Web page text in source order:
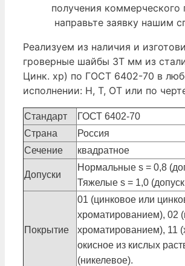
получения коммерческого
направьте заявку нашим
Реализуем из наличия и
гроверные шайбы 3Т мм из
Цинк. хр) по ГОСТ 6402-70 в
исполнении: Н, Т, ОТ или по
Стандарт
ГОСТ 6402-70
Страна
Россия
Сечение
квадратное
Допуски
Нормальные s = 0,8
Тяжелые s = 1,0
Покрытие
01 (цинковое или
хроматированием), 02
хроматированием), 11
окисное из кислых
(никелевое).